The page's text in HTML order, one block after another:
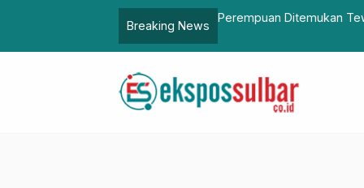
Breaking News
DKP Sulbar Minta Usaha